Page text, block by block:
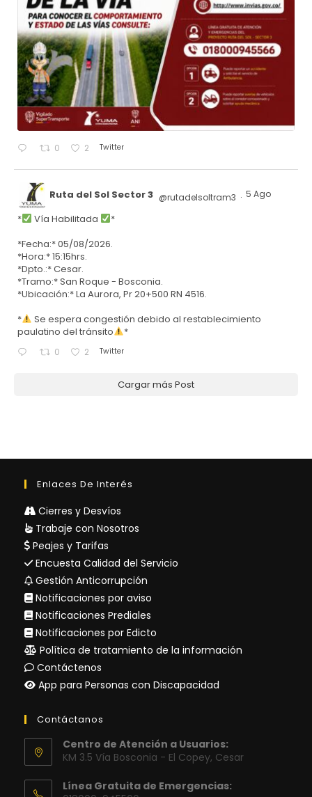
0 2 Twitter
Ruta del Sol Sector 3 @rutadelsoltram3 · 5 Ago
* Vía Habilitada
*
*Fecha:* 05/08/2026.
*Hora:* 15:15hrs.
*Dpto.:* Cesar.
*Tramo:* San Roque - Bosconia.
*Ubicación:* La Aurora, Pr 20+500 RN 4516.
*
Se espera congestión debido al restablecimiento
paulatino del tránsito
*
0 2 Twitter
Cargar más Post
Enlaces De Interés
Cierres y Desvíos
Trabaje con Nosotros
Peajes y Tarifas
Encuesta Calidad del Servicio
Gestión Anticorrupción
Notificaciones por aviso
Notificaciones Prediales
Notificaciones por Edicto
Política de tratamiento de la información
Contáctenos
App para Personas con Discapacidad
Contáctanos
Centro de Atención a Usuarios:
KM 3.5 Vía Bosconia - El Copey, Cesar
Línea Gratuita de Emergencias: